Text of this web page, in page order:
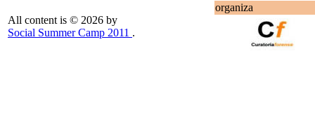
All content is © 2026 by
Social Summer Camp 2011 .
organiza